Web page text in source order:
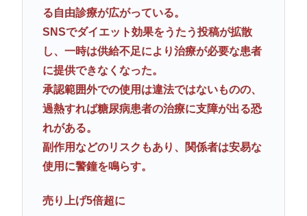
る自由診療が広がっている。
SNSでダイエット効果をうたう投稿が拡散
し、一時は供給不足により治療が必要な患者
に提供できなくなった。
承認範囲外での使用は違法ではないものの、
過熱すれば糖尿病患者の治療に支障が出る恐
れがある。
副作用などのリスクもあり、関係者は安易な
使用に警鐘を鳴らす。
売り上げ5倍超に